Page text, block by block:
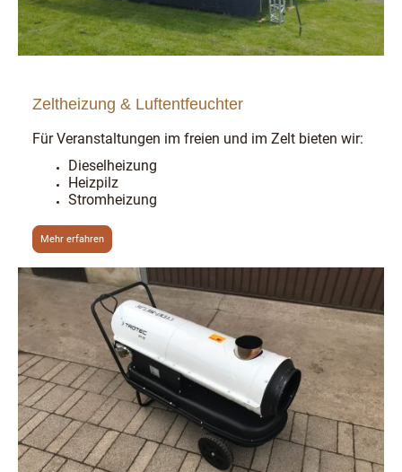
Zeltheizung & Luftentfeuchter
Für Veranstaltungen im freien und im Zelt bieten wir:
Dieselheizung
Heizpilz
Stromheizung
Mehr erfahren